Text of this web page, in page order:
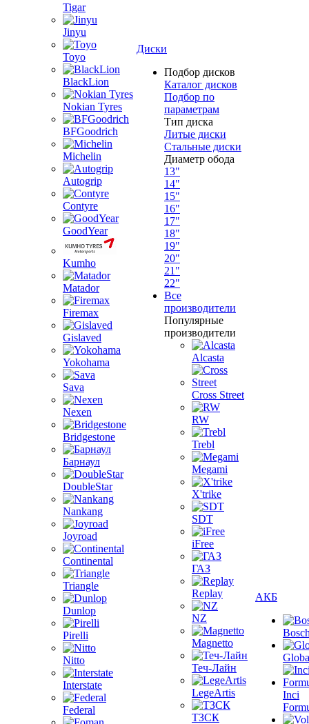
Tigar
Jinyu
Toyo
BlackLion
Nokian Tyres
BFGoodrich
Michelin
Autogrip
Contyre
GoodYear
Kumho
Matador
Firemax
Gislaved
Yokohama
Sava
Nexen
Bridgestone
Барнаул
DoubleStar
Nankang
Joyroad
Continental
Triangle
Dunlop
Pirelli
Nitto
Interstate
Federal
Диски
Подбор дисков
Каталог дисков
Подбор по
параметрам
Тип диска
Литые диски
Стальные диски
Диаметр обода
13"
14"
15"
16"
17"
18"
19"
20"
21"
22"
Все
производители
Популярные
производители
Alcasta
Cross Street
RW
Trebl
Megami
X'trike
SDT
iFree
ГАЗ
Replay
NZ
Magnetto
Теч-Лайн
LegeArtis
ТЗСК
АКБ
Inci